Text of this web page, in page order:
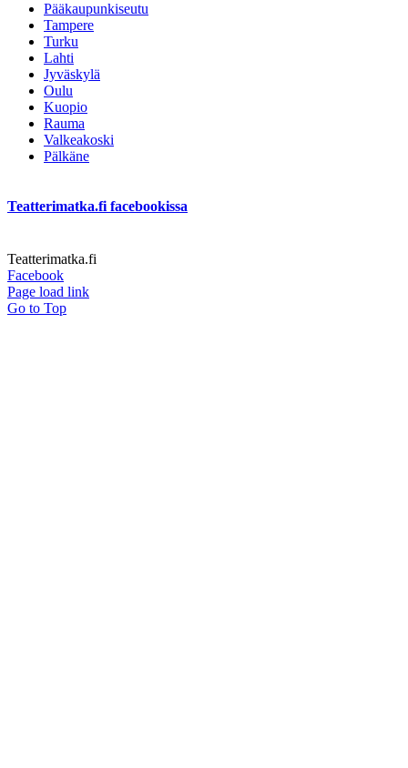
Pääkaupunkiseutu
Tampere
Turku
Lahti
Jyväskylä
Oulu
Kuopio
Rauma
Valkeakoski
Pälkäne
Teatterimatka.fi facebookissa
Teatterimatka.fi
Facebook
Page load link
Go to Top